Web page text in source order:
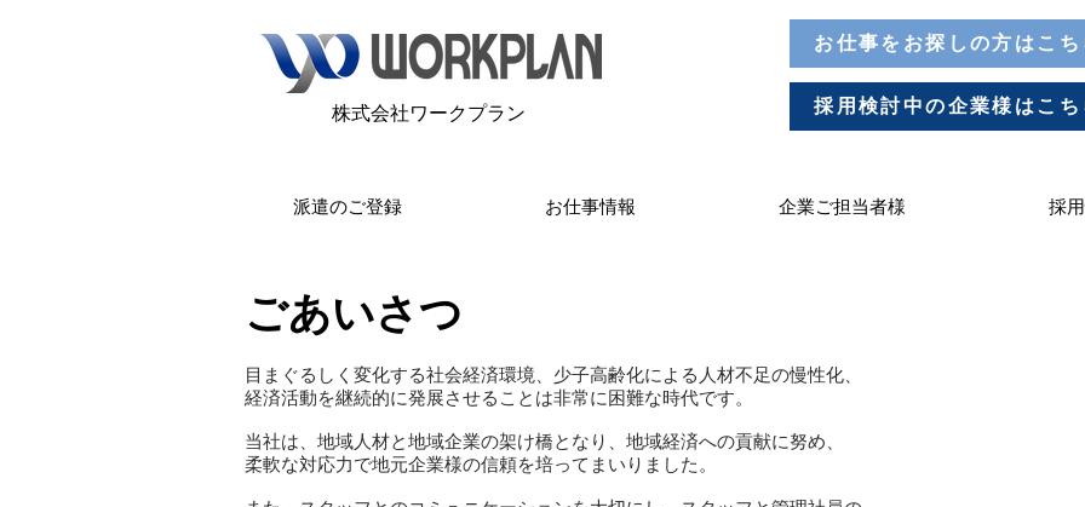
​株式会社ワークプラン
お仕事をお探しの方はこち
採用検討中の企業様はこち
派遣のご登録 お仕事情報 企業ご担当者様 採
ごあいさつ
目まぐるしく変化する社会経済環境、少子高齢化による人材不足の慢性化、
経済活動を継続的に発展させることは非常に困難な時代です。
当社は、地域人材と地域企業の架け橋となり、地域経済への貢献に努め、
柔軟な対応力で地元企業様の信頼を培ってまいりました。